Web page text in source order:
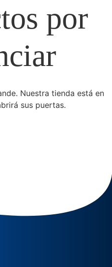
por
Nuestra tienda está en
sus puertas.